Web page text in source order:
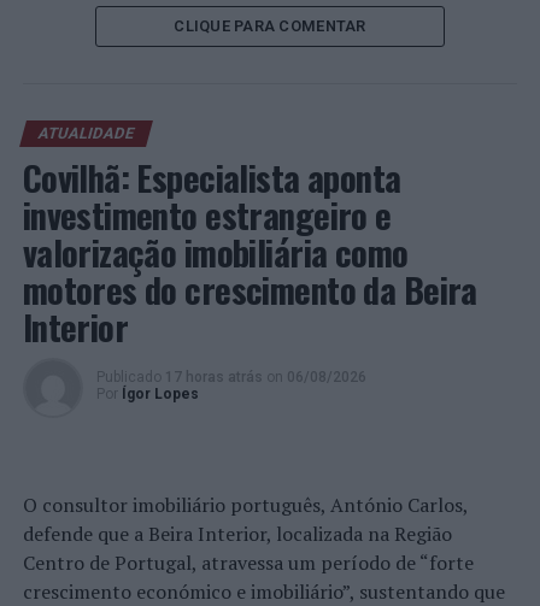
CLIQUE PARA COMENTAR
ATUALIDADE
Covilhã: Especialista aponta
investimento estrangeiro e
valorização imobiliária como
motores do crescimento da Beira
Interior
Publicado 17 horas atrás on 06/08/2026
Por
Ígor Lopes
O consultor imobiliário português, António Carlos,
defende que a Beira Interior, localizada na Região
Centro de Portugal, atravessa um período de “forte
crescimento económico e imobiliário”, sustentando que